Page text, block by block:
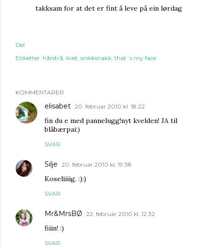
takksam for at det er fint å leve på ein lørdag
Del
Etiketter: hårstrå livet snikksnakk that`s my face
KOMMENTARER
elisabet 20. februar 2010 kl. 18:22
fin du e med pannelugg!nyt kvelden! JA til
blåbærpai:)
SVAR
Silje 20. februar 2010 kl. 19:38
Koseliiiig. :):)
SVAR
Mr&MrsBØ 22. februar 2010 kl. 12:32
fiiin! :)
SVAR